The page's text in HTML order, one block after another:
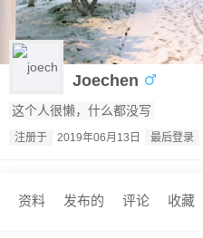
Joechen
这个人很懒，什么都没写
注册于 2019年06月13日 最后登录
资料 发布的 评论 收藏